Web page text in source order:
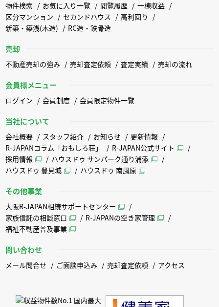
物件検索 お気に入り一覧 閲覧履歴
一棟収益
区分マンション
セカンドハウス
高利回り
新築・築浅(木造)
RC造・鉄骨造
売却
不動産売却の強み 売却査定依頼 査定実績 売却の流れ
会員様メニュー
ログイン 会員制度 会員限定物件一覧
当社について
会社概要 スタッフ紹介 お知らせ
更新情報
R-JAPANコラム「おもしろ荘」
R-JAPAN公式サイト
採用情報
ハウスドゥ サンパーク通り浦添
ハウスドゥ 豊見城
ハウスドゥ 南風原
その他事業
大阪R-JAPAN相続サポートセンター
家族信託の相談窓口
R-JAPANの空き家管理
福祉不動産普及事業
問い合わせ
メール問合せ ご面談申込み 売却査定依頼 アクセス